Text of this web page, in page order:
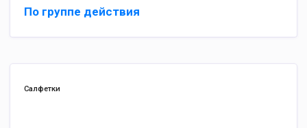
По группе действия
Салфетки